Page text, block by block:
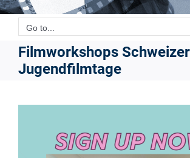
Go to...
Filmworkshops Schweizer
Jugendfilmtage